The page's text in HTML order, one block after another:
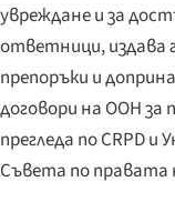
увреждане и за
ответници, издава
препоръки и
договори на ООН за
прегледа по CRPD и
Съвета по правата